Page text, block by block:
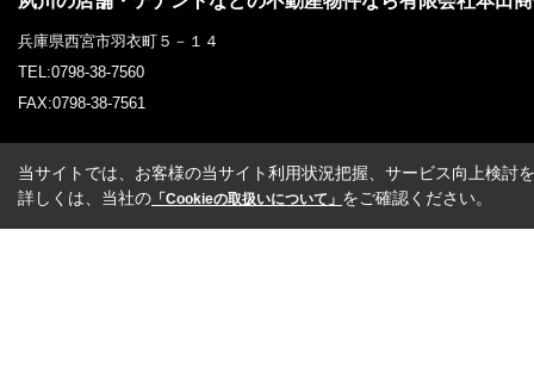
兵庫県西宮市羽衣町５－１４
TEL:0798-38-7560
FAX:0798-38-7561
当サイトでは、お客様の当サイト利用状況把握、サービス向上検討
詳しくは、当社の 「Cookieの取扱いについて」 をご確認ください。